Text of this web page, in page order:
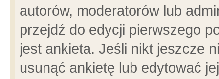
autorów, moderatorów lub
przejdź do edycji pierwszego
jest ankieta. Jeśli nikt jeszcze
usunąć ankietę lub edytować